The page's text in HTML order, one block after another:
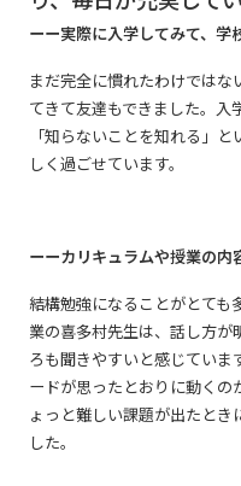
ーー実際に入学してみて、学
まだ完全に慣れたわけでは
てきて友達もできました。入
「知らないことを知れる」
しく過ごせています。
ーーカリキュラムや授業の内
結構勉強になることがとても
業の喜多村先生は、話し方が
ろも聞きやすいと感じていま
ードが思ったとおりに動くの
ょっと難しい課題が出たと
した。